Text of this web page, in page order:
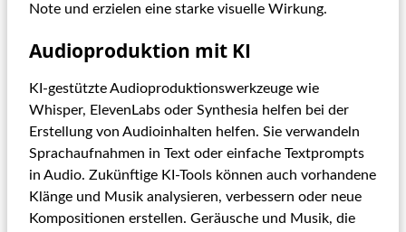
Note und erzielen eine starke visuelle Wirkung.
Audioproduktion mit KI
KI-gestützte Audioproduktionswerkzeuge wie
Whisper, ElevenLabs oder Synthesia helfen bei der
Erstellung von Audioinhalten helfen. Sie verwandeln
Sprachaufnahmen in Text oder einfache Textprompts
in Audio. Zukünftige KI-Tools können auch vorhandene
Klänge und Musik analysieren, verbessern oder neue
Kompositionen erstellen. Geräusche und Musik, die